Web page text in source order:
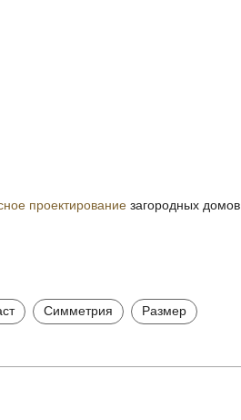
проектированиезагородных домов.
Симметрия Размер